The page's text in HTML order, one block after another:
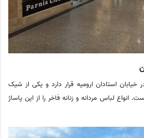
خیابان استادان ارومیه قرار دارد و یکی از شیک
انواع لباس مردانه و زنانه فاخر را از این پاساژ